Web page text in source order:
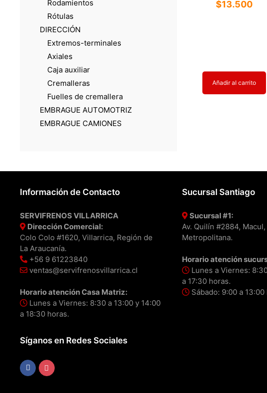
$13.500
Añadir al carrito
Rodamientos
Rótulas
DIRECCIÓN
Extremos-terminales
Axiales
Caja auxiliar
Cremalleras
Fuelles de cremallera
EMBRAGUE AUTOMOTRIZ
EMBRAGUE CAMIONES
Información de Contacto
SERVIFRENOS VILLARRICA
Dirección Comercial:
Colo Colo #1620, Villarrica, Región de
La Araucanía.
+56 9 61223840
ventas@servifrenosvillarrica.cl
Horario atención Casa Matriz:
Lunes a Viernes: 8:30 a 13:00 y 14:00
a 18:30 horas.
Síganos en Redes Sociales
Sucursal Santiago
Sucursal #1:
Av. Quilín #2884,
Metropolitana.
Horario atención
Lunes a Viernes:
a 17:30 horas.
Sábado: 9:00 a 13:00